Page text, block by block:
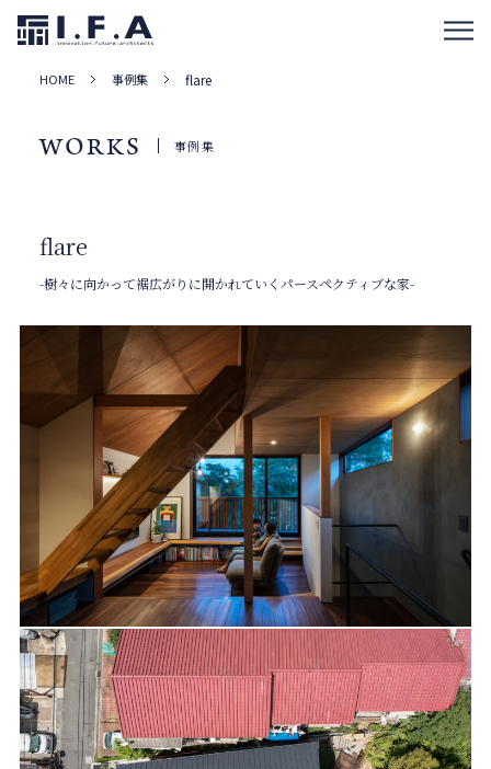
HOME 事例集 flare
WORKS 事例集
flare
-樹々に向かって裾広がりに開かれていくパースペクティブな家-